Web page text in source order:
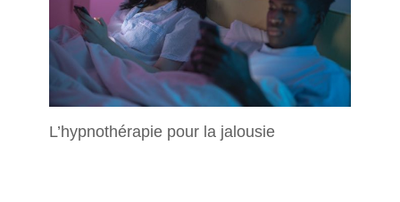
L’hypnothérapie pour la jalousie